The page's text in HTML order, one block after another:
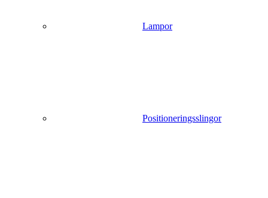
Lampor
Positioneringsslingor